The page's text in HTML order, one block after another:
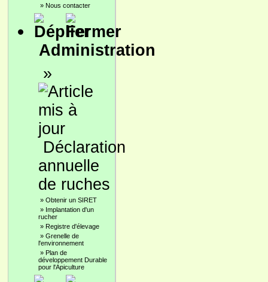
» Nous contacter
Administration
»
Déclaration
annuelle
de ruches
» Obtenir un SIRET
» Implantation d'un
rucher
» Registre d'élevage
» Grenelle de
l'environnement
» Plan de
développement Durable
pour l'Apiculture